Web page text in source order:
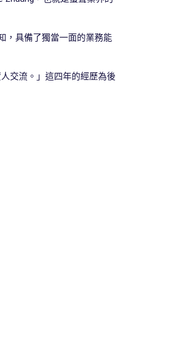
，具備了獨當一面的業務能
交流。」這四年的經歷為後